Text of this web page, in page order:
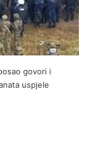
govori i
uspjele